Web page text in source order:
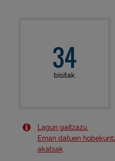
34
bisitak
Lagun gaitzazu.
Eman datuen
akatsak